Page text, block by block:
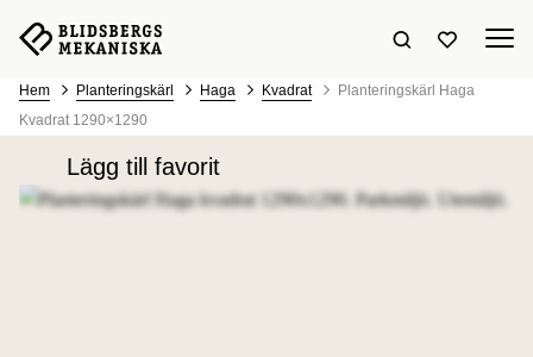
Sök hemsidan
Visa
Hem Planteringskärl Haga Kvadrat
Planteringskärl Haga
Kvadrat 1290×1290
Lägg till favorit